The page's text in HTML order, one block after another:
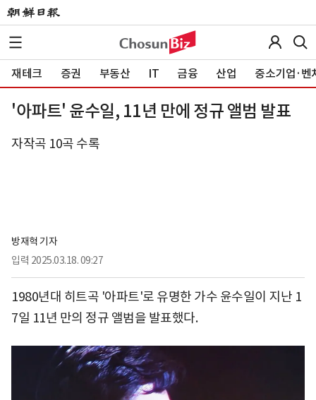
재테크 증권 부동산 IT 금융 산업 중소기업·벤
'아파트' 윤수일, 11년 만에 정규 앨범 발표
자작곡 10곡 수록
방재혁 기자
입력 2025.03.18. 09:27
1980년대 히트곡 '아파트'로 유명한 가수 윤수일이 지난 1
7일 11년 만의 정규 앨범을 발표했다.